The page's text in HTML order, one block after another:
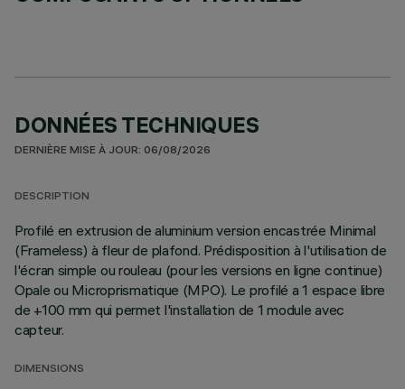
DONNÉES TECHNIQUES
DERNIÈRE MISE À JOUR: 06/08/2026
DESCRIPTION
Profilé en extrusion de aluminium version encastrée Minimal
(Frameless) à fleur de plafond. Prédisposition à l'utilisation de
l'écran simple ou rouleau (pour les versions en ligne continue)
Opale ou Microprismatique (MPO). Le profilé a 1 espace libre
de +100 mm qui permet l'installation de 1 module avec
capteur.
DIMENSIONS